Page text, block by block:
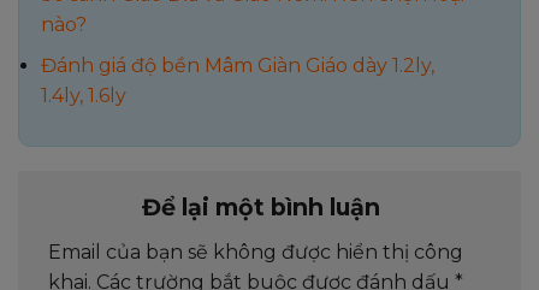
nào?
Đánh giá độ bền Mâm Giàn Giáo dày 1.2ly,
1.4ly, 1.6ly
Để lại một bình luận
Email của bạn sẽ không được hiển thị công
khai. Các trường bắt buộc được đánh dấu *